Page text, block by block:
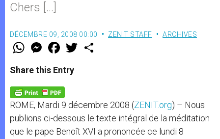
Chers […]
DÉCEMBRE 09, 2008 00:00 ZENIT STAFF ARCHIVES
W
t
s
p
p
M
e
s
e
g
e
r
F
a
e
b
o
k
w
Share this Entry
ROME, Mardi 9 décembre 2008 (ZENIT.org) – Nous
publions ci-dessous le texte intégral de la méditation
que le pape Benoît XVI a prononcée ce lundi 8